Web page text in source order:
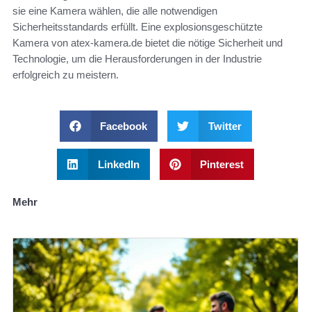
sie eine Kamera wählen, die alle notwendigen
Sicherheitsstandards erfüllt. Eine explosionsgeschützte
Kamera von atex-kamera.de bietet die nötige Sicherheit und
Technologie, um die Herausforderungen in der Industrie
erfolgreich zu meistern.
Facebook Twitter
LinkedIn Pinterest
Mehr